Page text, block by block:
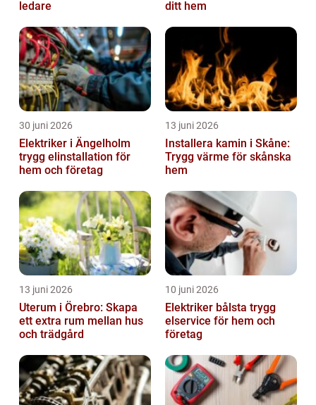
ledare ditt hem
30 juni 2026
Elektriker i Ängelholm
trygg elinstallation för
hem och företag
13 juni 2026
Installera kamin i Skåne:
Trygg värme för skånska
hem
13 juni 2026
Uterum i Örebro: Skapa
ett extra rum mellan hus
och trädgård
10 juni 2026
Elektriker bålsta trygg
elservice för hem och
företag